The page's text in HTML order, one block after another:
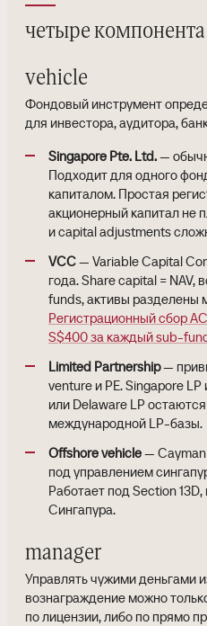
четыре
vehicle
Фондовый инструмент
для инвестора, аудитора,
Singapore Pte. Ltd.—
Подходит для одного
капиталом. Простая
акционерный капитал не
и capital adjustments
VCC— Variable Capital
года. Share capital =
funds, активы разделены
Регистрационный сбор
S$400 за каждый sub-
Limited Partnership—
venture и PE. Singapore
или Delaware LP
международной LP-базы.
Offshore vehicle— Cayman
под управлением
Работает под Section
Сингапура.
manager
Управлять чужими деньгами
вознаграждение можно
по лицензии, либо по прямо